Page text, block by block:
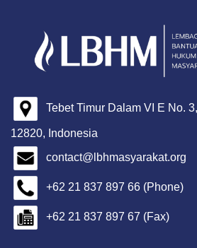
Tebet Timur Dalam VI E No.
12820, Indonesia
contact@lbhmasyarakat.org
+62 21 837 897 66 (Phone)
+62 21 837 897 67 (Fax)